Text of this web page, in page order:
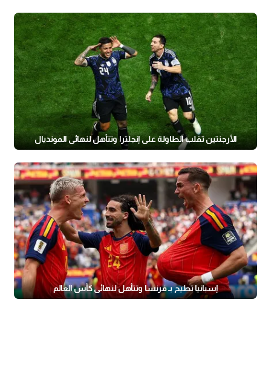
الأرجنتين تقلب الطاولة على إنجلترا وتتأهل لنهائي المونديال
إسبانيا تطيح بـ فرنسا وتتأهل لنهائي كأس العالم